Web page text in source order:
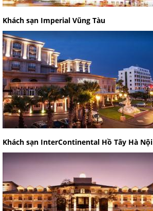
Khách sạn Imperial Vũng Tàu
Khách sạn InterContinental Hồ Tây Hà Nội